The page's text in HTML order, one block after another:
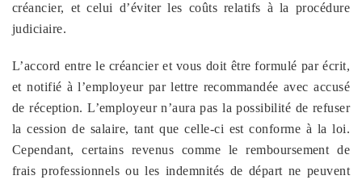
créancier, et celui d’éviter les coûts relatifs à la procédure
judiciaire.
L’accord entre le créancier et vous doit être formulé par écrit,
et notifié à l’employeur par lettre recommandée avec accusé
de réception. L’employeur n’aura pas la possibilité de refuser
la cession de salaire, tant que celle-ci est conforme à la loi.
Cependant, certains revenus comme le remboursement de
frais professionnels ou les indemnités de départ ne peuvent